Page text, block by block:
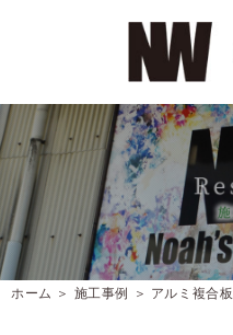
ホーム ＞ 施工事例 ＞ アルミ複合